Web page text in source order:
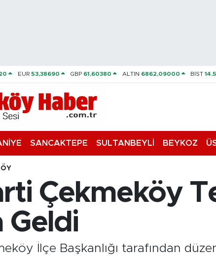
EUR 53,38690 GBP 61,60380 ALTIN 6862,09000 BİST
SANCAKTEPE SULTANBEYLİ BEYKOZ
Çekmeköy
Geldi
İlçe Başkanlığı tarafından
Fikstür